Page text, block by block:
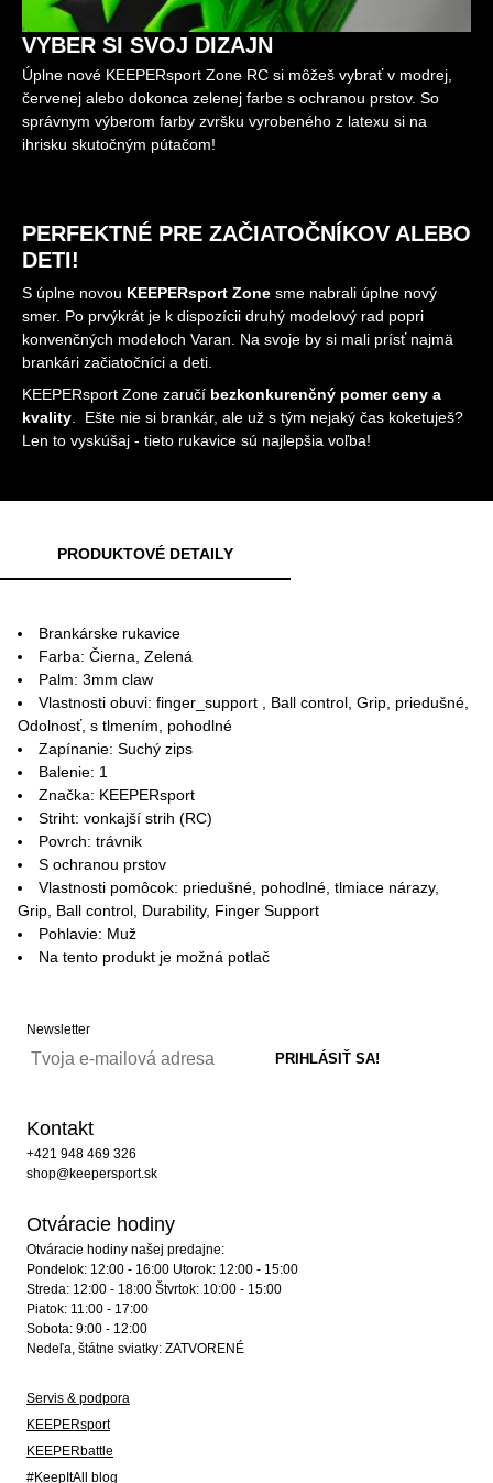
VYBER SI SVOJ DIZAJN
Úplne nové KEEPERsport Zone RC si môžeš vybrať v modrej,
červenej alebo dokonca zelenej farbe s ochranou prstov. So
správnym výberom farby zvršku vyrobeného z latexu si na
ihrisku skutočným pútačom!
PERFEKTNÉ PRE ZAČIATOČNÍKOV ALEBO
DETI!
S úplne novou KEEPERsport Zone sme nabrali úplne nový
smer. Po prvýkrát je k dispozícii druhý modelový rad popri
konvenčných modeloch Varan. Na svoje by si mali prísť najmä
brankári začiatočníci a deti.
KEEPERsport Zone zaručí bezkonkurenčný pomer ceny a
kvality . Ešte nie si brankár, ale už s tým nejaký čas koketuješ?
Len to vyskúšaj - tieto rukavice sú najlepšia voľba!
PRODUKTOVÉ DETAILY
Brankárske rukavice
Farba: Čierna, Zelená
Palm: 3mm claw
Vlastnosti obuvi: finger_support , Ball control, Grip, priedušné,
Odolnosť, s tlmením, pohodlné
Zapínanie: Suchý zips
Balenie: 1
Značka: KEEPERsport
Striht: vonkajší strih (RC)
Povrch: trávnik
S ochranou prstov
Vlastnosti pomôcok: priedušné, pohodlné, tlmiace nárazy,
Grip, Ball control, Durability, Finger Support
Pohlavie: Muž
Na tento produkt je možná potlač
Newsletter
Kontakt
+421 948 469 326
shop@keepersport.sk
Otváracie hodiny
Otváracie hodiny našej predajne:
Pondelok: 12:00 - 16:00 Utorok: 12:00 - 15:00
Streda: 12:00 - 18:00 Štvrtok: 10:00 - 15:00
Piatok: 11:00 - 17:00
Sobota: 9:00 - 12:00
Nedeľa, štátne sviatky: ZATVORENÉ
Servis & podpora
KEEPERsport
KEEPERbattle
#KeepItAll blog